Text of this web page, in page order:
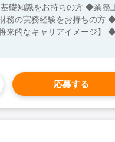
務の実務経験をお持ちの方
来的なキャリアイメージ】
応募する